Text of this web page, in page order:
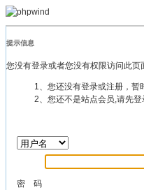
提示信息
您没有登录或者您没有权限访问此页
1、您还没有登录或注册，暂
2、您还不是站点会员,请先登
密 码